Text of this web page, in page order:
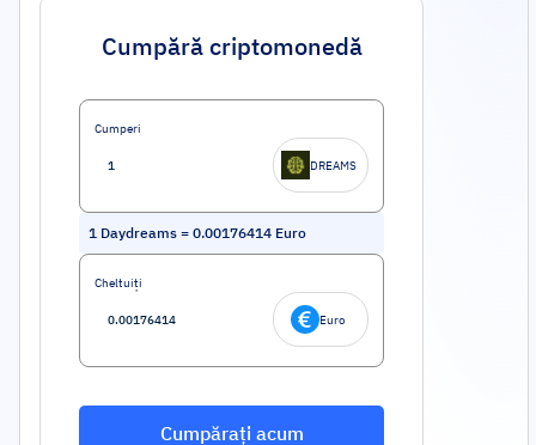
Cumpără criptomonedă
Cumperi
DREAMS
1 Daydreams = 0.00176414 Euro
Cheltuiți
Euro
Cumpărați acum